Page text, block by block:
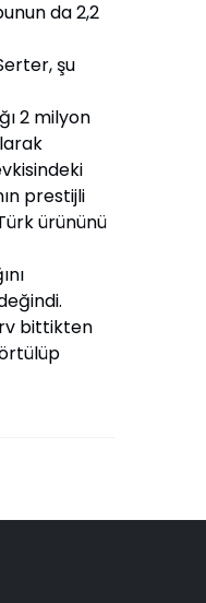
da 2,2
şu
2 milyon
prestijli
ürününü
bittikten